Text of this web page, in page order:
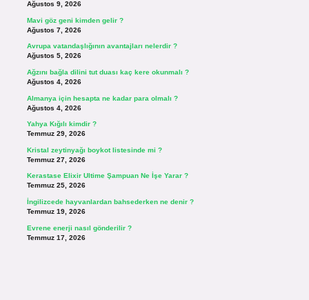
Ağustos 9, 2026
Mavi göz geni kimden gelir ?
Ağustos 7, 2026
Avrupa vatandaşlığının avantajları nelerdir ?
Ağustos 5, 2026
Ağzını bağla dilini tut duası kaç kere okunmalı ?
Ağustos 4, 2026
Almanya için hesapta ne kadar para olmalı ?
Ağustos 4, 2026
Yahya Kığılı kimdir ?
Temmuz 29, 2026
Kristal zeytinyağı boykot listesinde mi ?
Temmuz 27, 2026
Kerastase Elixir Ultime Şampuan Ne İşe Yarar ?
Temmuz 25, 2026
İngilizcede hayvanlardan bahsederken ne denir ?
Temmuz 19, 2026
Evrene enerji nasıl gönderilir ?
Temmuz 17, 2026